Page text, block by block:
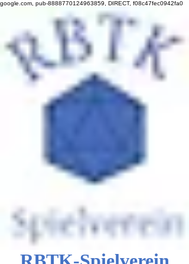
google.com, pub-8888770124963859, DIRECT, f08c47fec0942fa0